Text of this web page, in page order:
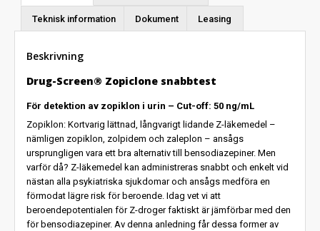
Teknisk information Dokument Leasing
Beskrivning
Drug-Screen® Zopiclone snabbtest
För detektion av zopiklon i urin – Cut-off: 50 ng/mL
Zopiklon: Kortvarig lättnad, långvarigt lidande Z-läkemedel –
nämligen zopiklon, zolpidem och zaleplon – ansågs
ursprungligen vara ett bra alternativ till bensodiazepiner. Men
varför då? Z-läkemedel kan administreras snabbt och enkelt vid
nästan alla psykiatriska sjukdomar och ansågs medföra en
förmodat lägre risk för beroende. Idag vet vi att
beroendepotentialen för Z-droger faktiskt är jämförbar med den
för bensodiazepiner. Av denna anledning får dessa former av